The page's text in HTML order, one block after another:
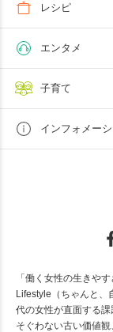
レシピ
エンタメ
子育て
インフォメー
「働く女性の生きや
Lifestyle（ちゃんと、
代の女性が直面する
そぐわない古い価値